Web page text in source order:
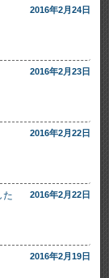
2016年2月24日
2016年2月23日
2016年2月22日
た 2016年2月22日
2016年2月19日